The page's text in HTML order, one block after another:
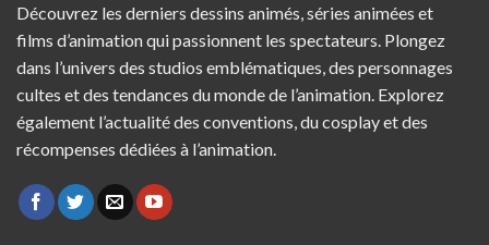
Découvrez les derniers dessins animés, séries animées et
films d’animation qui passionnent les spectateurs. Plongez
dans l’univers des studios emblématiques, des personnages
cultes et des tendances du monde de l’animation. Explorez
également l’actualité des conventions, du cosplay et des
récompenses dédiées à l’animation.